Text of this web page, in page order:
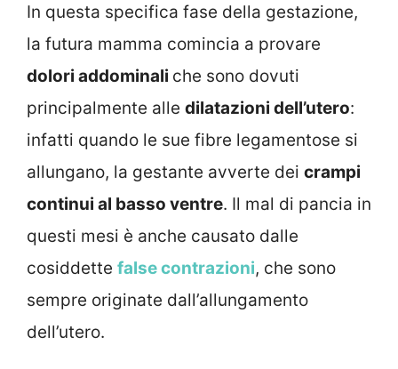
In questa specifica fase della gestazione,
la futura mamma comincia a provare
dolori addominali che sono dovuti
principalmente alle dilatazioni dell’utero:
infatti quando le sue fibre legamentose si
allungano, la gestante avverte dei crampi
continui al basso ventre. Il mal di pancia in
questi mesi è anche causato dalle
cosiddette false contrazioni, che sono
sempre originate dall’allungamento
dell’utero.